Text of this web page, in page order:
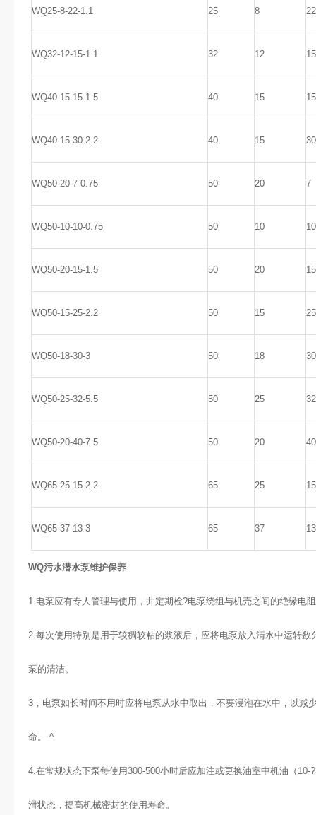
WQ25-8-22-1.1 25 8 22
WQ32-12-15-1.1 32 12 15
WQ40-15-15-1.5 40 15 15
WQ40-15-30-2.2 40 15 30
WQ50-20-7-0.75 50 20 7
WQ50-10-10-0.75 50 10 10
WQ50-20-15-1.5 50 20 15
WQ50-15-25-2.2 50 15 25
WQ50-18-30-3 50 18 30
WQ50-25-32-5.5 50 25 32
WQ50-20-40-7.5 50 20 40
WQ65-25-15-2.2 65 25 15
WQ65-37-13-3 65 37 13
WQ污水潜水泵维护保养
1.电泵应有专人管理与使用，井定期检?电泵绕组与机壳之间的绝缘电
2.每次使用特别是用于较稠较粘的浆液后，应将电泵放入清水中运转
泵的清洁。
3，电泵如长时间不用时应将电泵从水中取出，不要浸泡在水中，以减
命。 ^
4.在常规状态下泵每使用300-500小时后应加注或更换油室中机油（10-
滑状态，提高机械密封的使用寿命。